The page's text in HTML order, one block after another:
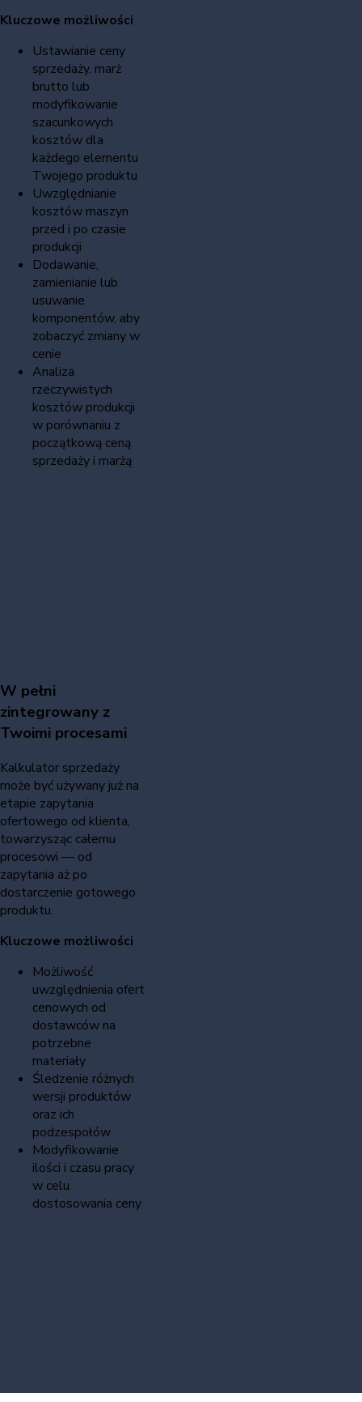
Kluczowe możliwości
Ustawianie ceny
sprzedaży, marż
brutto lub
modyfikowanie
szacunkowych
kosztów dla
każdego elementu
Twojego produktu
Uwzględnianie
kosztów maszyn
przed i po czasie
produkcji
Dodawanie,
zamienianie lub
usuwanie
komponentów, aby
zobaczyć zmiany w
cenie
Analiza
rzeczywistych
kosztów produkcji
w porównaniu z
początkową ceną
sprzedaży i marżą
W pełni
zintegrowany z
Twoimi procesami
Kalkulator sprzedaży
może być używany już na
etapie zapytania
ofertowego od klienta,
towarzysząc całemu
procesowi — od
zapytania aż po
dostarczenie gotowego
produktu.
Kluczowe możliwości
Możliwość
uwzględnienia ofert
cenowych od
dostawców na
potrzebne
materiały
Śledzenie różnych
wersji produktów
oraz ich
podzespołów
Modyfikowanie
ilości i czasu pracy
w celu
dostosowania ceny